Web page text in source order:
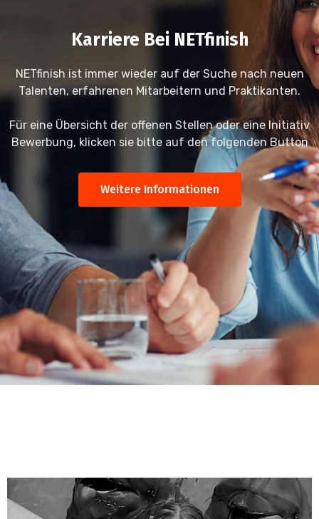
Karriere Bei NETfinish
NETfinish ist immer wieder auf der Suche nach neuen
Talenten, erfahrenen Mitarbeitern und Praktikanten.
Für eine Übersicht der offenen Stellen oder eine Initiativ
Bewerbung, klicken sie bitte auf den folgenden Button
Weitere Informationen